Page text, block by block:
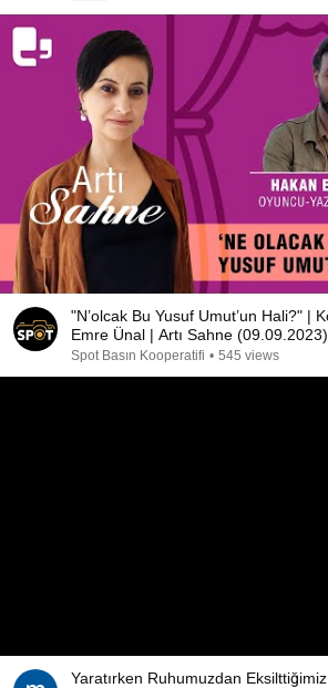
"N’olcak Bu Yusuf Umut’un Hali?" |
Emre Ünal | Artı Sahne (09.09.2023)
Spot Basın Kooperatifi • 545 views
Yaratırken Ruhumuzdan